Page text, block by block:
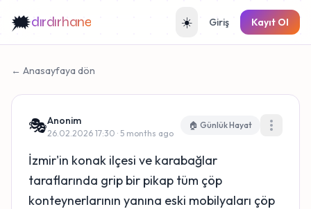
🗯️dırdırhane ☀️ Giriş Kayıt Ol
← Anasayfaya dön
🎭Anonim
26.02.2026 17:30 · 5 months ago
🏠 Günlük Hayat
İzmir'in konak ilçesi ve karabağlar
taraflarında grip bir pikap tüm çöp
konteynerlarının yanına eski mobilyaları çöp